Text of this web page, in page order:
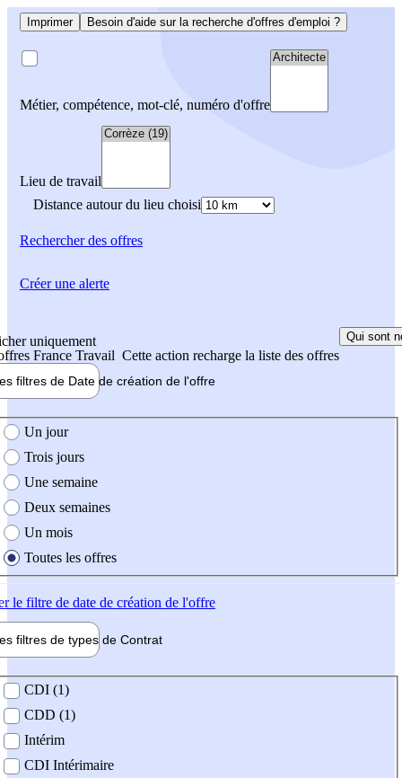
Imprimer Besoin d'aide sur la recherche d'offres d'emploi ?
Métier, compétence, mot-clé, numéro d'offre
Lieu de travail
Distance autour du lieu choisi
Rechercherdes offres
uniquement
France Travail Cette action recharge la liste des offres
Qui sont
filtres de Date de création de l'offre
création de l'offre
Un jour
Trois jours
Une semaine
Deux semaines
Un mois
Toutes les offres
le filtre de date de création de l'offre
filtres de types de Contrat
contrat
CDI (1)
CDD (1)
Intérim
CDI Intérimaire
Créer une alerte